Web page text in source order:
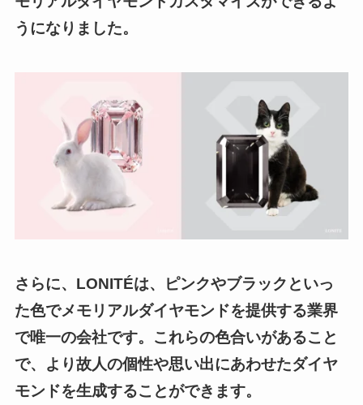
うになりました。
さらに、LONITÉは、ピンクやブラックといっ
た色でメモリアルダイヤモンドを提供する業界
で唯一の会社です。これらの色合いがあること
で、より故人の個性や思い出にあわせたダイヤ
モンドを生成することができます。